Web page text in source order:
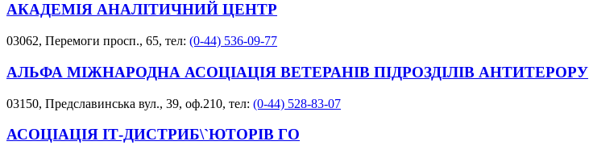
АКАДЕМІЯ АНАЛІТИЧНИЙ ЦЕНТР
03062, Перемоги просп., 65, тел: (0-44) 536-09-77
АЛЬФА МІЖНАРОДНА АСОЦІАЦІЯ ВЕТЕРАНІВ ПІДРОЗДІЛІВ АНТИТЕРОРУ
03150, Предславинська вул., 39, оф.210, тел: (0-44) 528-83-07
АСОЦІАЦІЯ ІТ-ДИСТРИБ\`ЮТОРІВ ГО